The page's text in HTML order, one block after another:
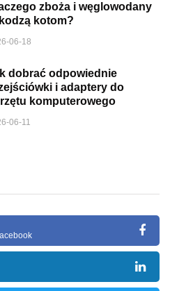
zboża i węglowodany
kotom?
06-18
dobrać odpowiednie
i adaptery do
komputerowego
06-11